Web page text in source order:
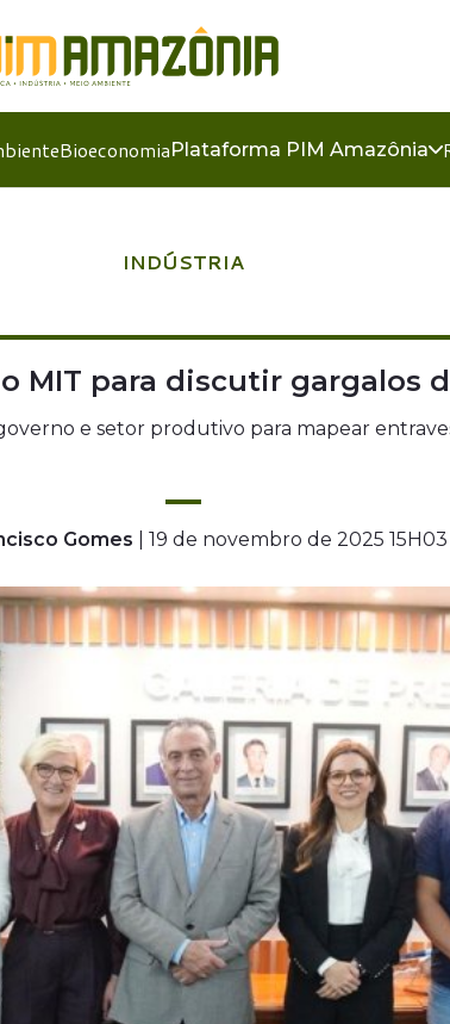
BioeconomiaPlataforma PIM Amazônia
INDÚSTRIA
MIT para discutir gargalos
e setor produtivo para mapear
Gomes | 19 de novembro de 2025 15H03